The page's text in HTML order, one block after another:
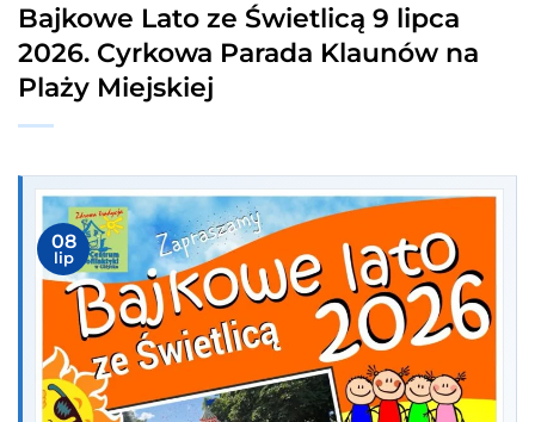
Bajkowe Lato ze Świetlicą 9 lipca
2026. Cyrkowa Parada Klaunów na
Plaży Miejskiej
08
lip